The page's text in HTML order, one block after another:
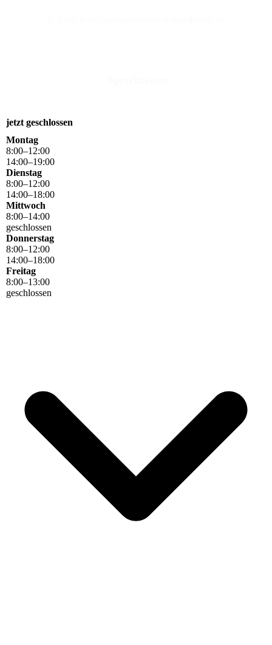
jetzt geschlossen
Montag
8:00–12:00
14:00–19:00
Dienstag
8:00–12:00
14:00–18:00
Mittwoch
8:00–14:00
geschlossen
Donnerstag
8:00–12:00
14:00–18:00
Freitag
8:00–13:00
geschlossen